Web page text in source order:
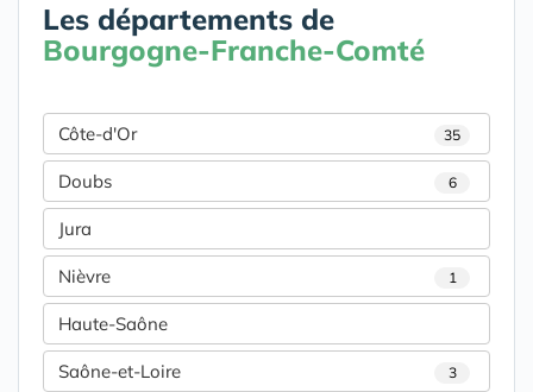
Les départements de
Bourgogne-Franche-Comté
Côte-d'Or 35
Doubs 6
Jura
Nièvre 1
Haute-Saône
Saône-et-Loire 3